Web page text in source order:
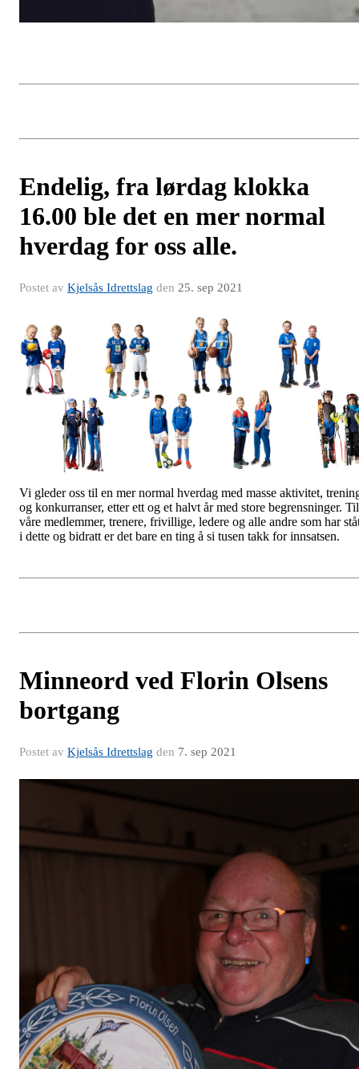
Endelig, fra lørdag klokka
16.00 ble det en mer normal
hverdag for oss alle.
Postet av Kjelsås Idrettslag den 25. sep 2021
Vi gleder oss til en mer normal hverdag med masse aktivitet,
og konkurranser, etter ett og et halvt år med store begrensninger. Til
våre medlemmer, trenere, frivillige, ledere og alle andre som har
i dette og bidratt er det bare en ting å si tusen takk for innsatsen.
Minneord ved Florin Olsens
bortgang
Postet av Kjelsås Idrettslag den 7. sep 2021